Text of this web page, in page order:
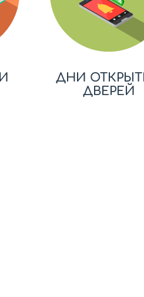
ДНИ
ДВЕРЕЙ